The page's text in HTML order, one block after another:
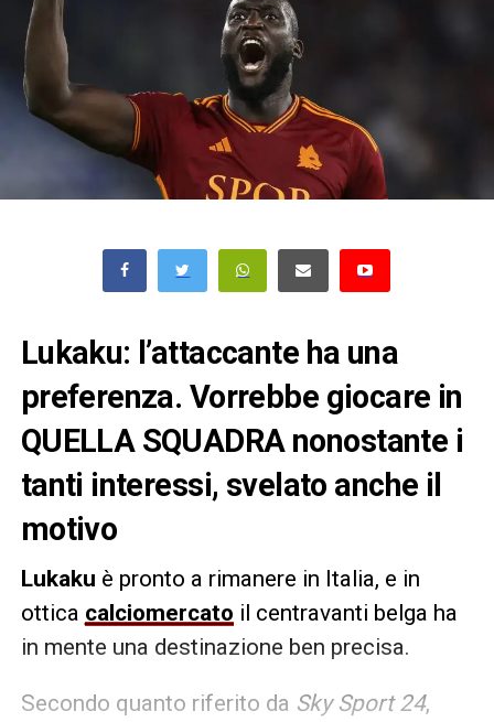
Lukaku: l’attaccante ha una
preferenza. Vorrebbe giocare in
QUELLA SQUADRA nonostante i
tanti interessi, svelato anche il
motivo
Lukaku è pronto a rimanere in Italia, e in
ottica calciomercato il centravanti belga ha
in mente una destinazione ben precisa.
Secondo quanto riferito da Sky Sport 24,